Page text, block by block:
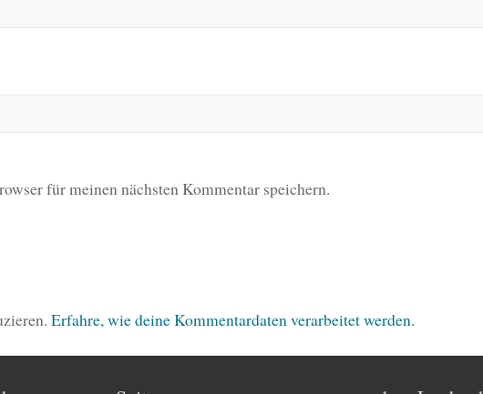
für meinen nächsten Kommentar speichern.
Erfahre, wie deine Kommentardaten verarbeitet werden.